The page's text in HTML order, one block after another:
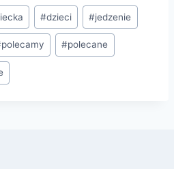
#dzieci #jedzenie
polecamy #polecane